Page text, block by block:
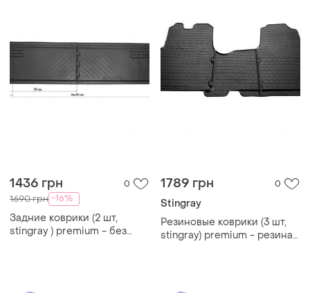
1436 грн 0
1690 грн -16%
Задние коврики (2 шт,
stingray ) premium - без
1789 грн 0
Stingray
Резиновые коврики (3 шт,
stingray) premium - резина